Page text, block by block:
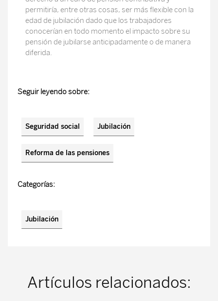
permitiría, entre otras cosas, ser más flexible con la
edad de jubilación dado que los trabajadores
conocerían en todo momento el impacto sobre su
pensión de jubilarse anticipadamente o de manera
diferida.
Seguir leyendo sobre:
Seguridad social Jubilación
Reforma de las pensiones
Categorías:
Jubilación
Artículos relacionados: